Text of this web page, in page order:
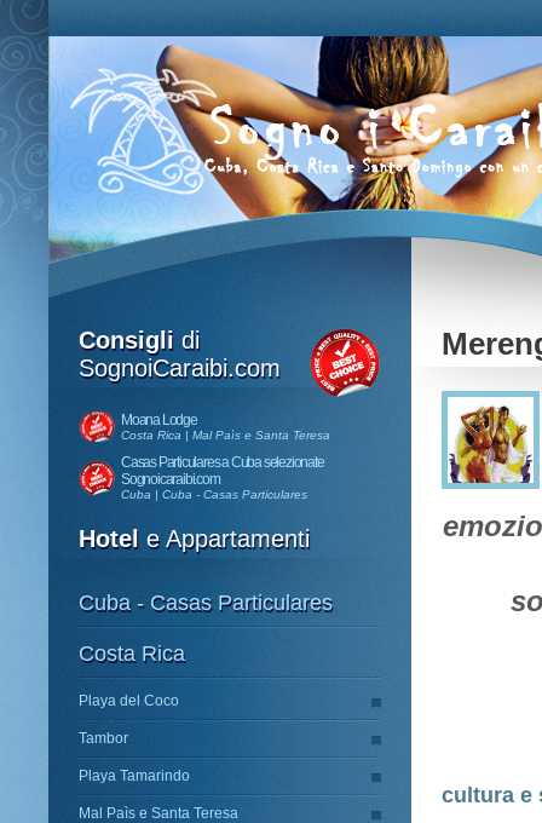
Consigli di
SognoiCaraibi.com
Moana Lodge
Costa Rica | Mal Paìs e Santa Teresa
Casas Particulares a Cuba selezionate
Sognoicaraibi.com
Cuba | Cuba - Casas Particulares
Hotel e Appartamenti
Cuba - Casas Particulares
Costa Rica
Playa del Coco
Tambor
Playa Tamarindo
Mal Paìs e Santa Teresa
cultura e